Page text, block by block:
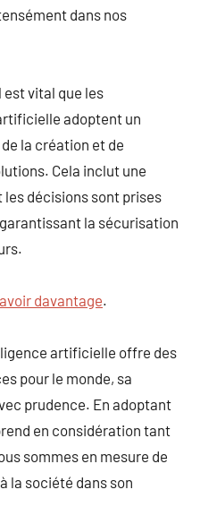
dans nos
est vital que les
adoptent un
la création et de
Cela inclut une
décisions sont prises
la sécurisation
davantage.
artificielle offre des
pour le monde, sa
prudence. En adoptant
en considération tant
sommes en mesure de
la société dans son